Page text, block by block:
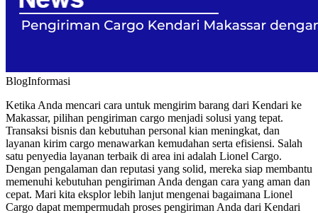
BlogInformasi
Ketika Anda mencari cara untuk mengirim barang dari Kendari ke
Makassar, pilihan pengiriman cargo menjadi solusi yang tepat.
Transaksi bisnis dan kebutuhan personal kian meningkat, dan
layanan kirim cargo menawarkan kemudahan serta efisiensi. Salah
satu penyedia layanan terbaik di area ini adalah Lionel Cargo.
Dengan pengalaman dan reputasi yang solid, mereka siap membantu
memenuhi kebutuhan pengiriman Anda dengan cara yang aman dan
cepat. Mari kita eksplor lebih lanjut mengenai bagaimana Lionel
Cargo dapat mempermudah proses pengiriman Anda dari Kendari